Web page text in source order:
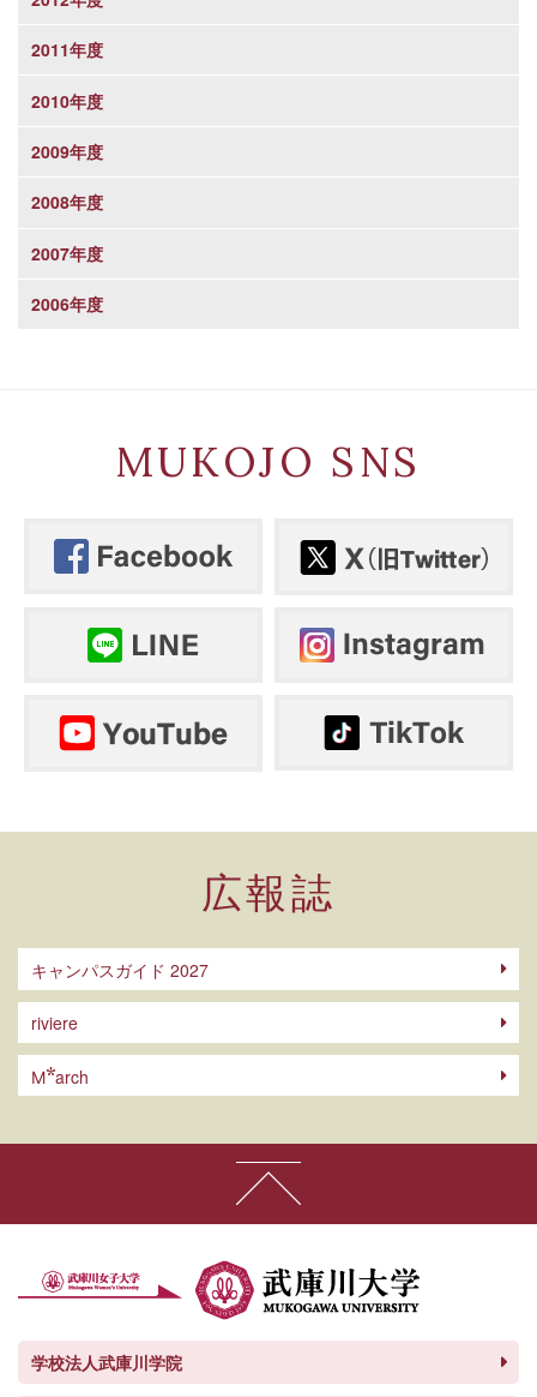
2011年度
2010年度
2009年度
2008年度
2007年度
2006年度
MUKOJO SNS
広報誌
キャンパスガイド 2027
riviere
M arch
学校法人武庫川学院